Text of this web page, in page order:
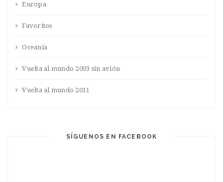
Europa
Favoritos
Oceanía
Vuelta al mundo 2003 sin avión
Vuelta al mundo 2011
SÍGUENOS EN FACEBOOK